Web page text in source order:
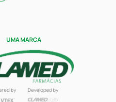
UMA MARCA
by Developed by